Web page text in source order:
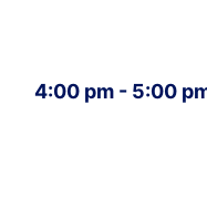
4:00 pm - 5:00